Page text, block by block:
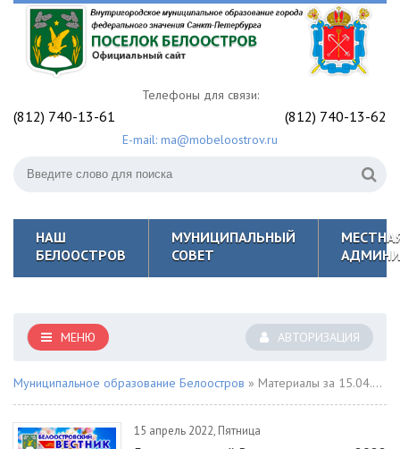
Телефоны для связи:
(812) 740-13-61 (812) 740-13-62
E-mail: ma@mobeloostrov.ru
НАШ
БЕЛООСТРОВ
МУНИЦИПАЛЬНЫЙ
СОВЕТ
АВТОРИЗАЦИЯ
МЕНЮ
Муниципальное образование Белоостров » Материалы за 15.04.2022
15 апрель 2022, Пятница